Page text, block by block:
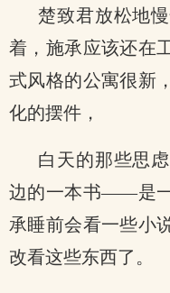
楚致君放松地
着，施承应该还在
式风格的公寓很新
化的摆件，
白天的那些思
边的一本书——是
承睡前会看一些小
改看这些东西了。